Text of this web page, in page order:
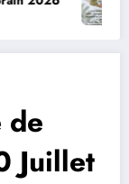
de
Juillet